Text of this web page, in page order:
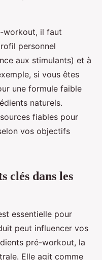
workout, il faut
personnel
aux stimulants) et à
si vous êtes
une formule faible
naturels.
fiables pour
vos objectifs
clés dans les
essentielle pour
peut influencer vos
pré-workout, la
Elle agit comme